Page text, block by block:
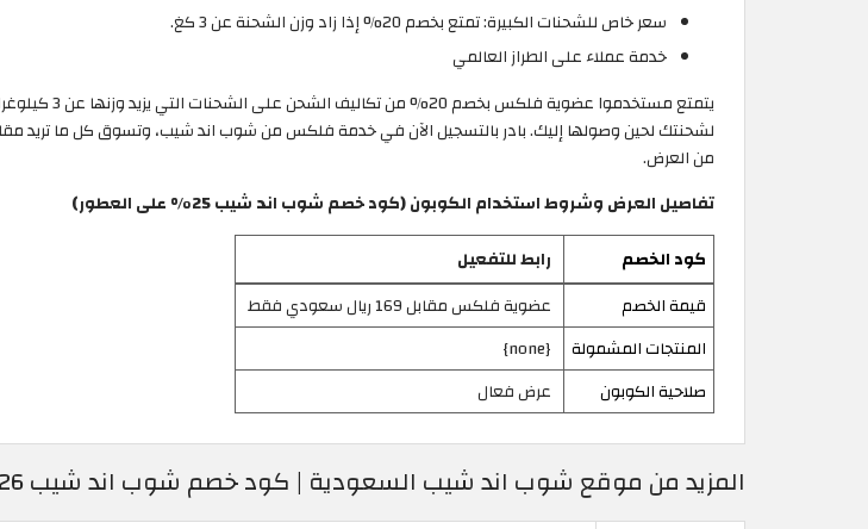
سعر خاص للشحنات الكبيرة: تمتع بخصم 20% إذا زاد وزن الشحنة عن 3 كغ.
خدمة عملاء على الطراز العالمي
لشحنتك لحين وصولها إليك. بادر بالتسجيل الآن في خدمة فلكس من شوب اند شيب، وتسوق كل ما تريد
من العرض.
تفاصيل العرض وشروط استخدام الكوبون (كود خصم شوب اند شيب 25% على العطور)
كود الخصم
رابط للتفعيل
قيمة الخصم
عضوية فلكس مقابل 169 ريال سعودي فقط
المنتجات المشمولة
{none}
صلاحية الكوبون
عرض فعال
المزيد من موقع شوب اند شيب السعودية | كود خصم شوب اند شيب 2026